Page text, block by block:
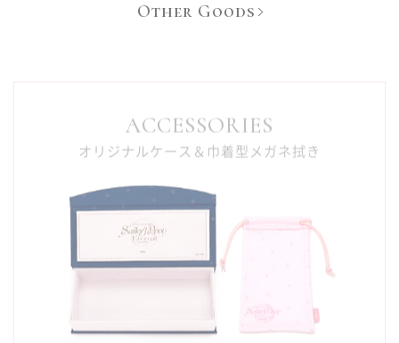
Other Goods
ACCESSORIES
オリジナルケース＆巾着型メガネ拭き